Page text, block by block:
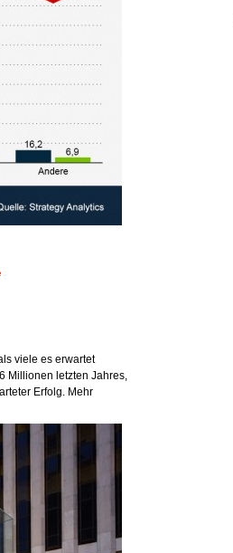
viele es erwartet
Millionen letzten Jahres,
Erfolg. Mehr